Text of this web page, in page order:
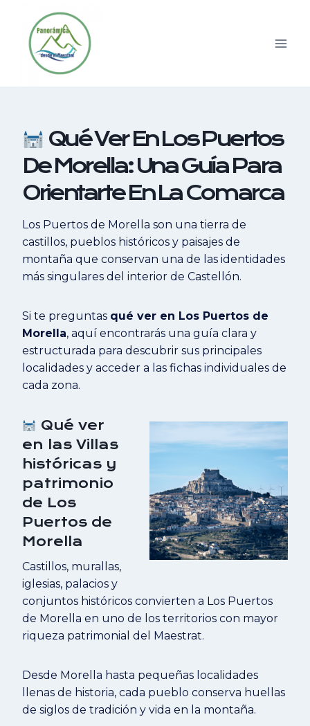
contenido
Qué Ver En Los Puertos
De Morella: Una Guía Para
Orientarte En La Comarca
Los Puertos de Morella son una tierra de
castillos, pueblos históricos y paisajes de
montaña que conservan una de las identidades
más singulares del interior de Castellón.
Si te preguntas qué ver en Los Puertos de
Morella, aquí encontrarás una guía clara y
estructurada para descubrir sus principales
localidades y acceder a las fichas individuales de
cada zona.
Qué ver
en las Villas
históricas y
patrimonio
de Los
Puertos de
Morella
Castillos, murallas,
iglesias, palacios y
conjuntos históricos convierten a Los Puertos
de Morella en uno de los territorios con mayor
riqueza patrimonial del Maestrat.
Desde Morella hasta pequeñas localidades
llenas de historia, cada pueblo conserva huellas
de siglos de tradición y vida en la montaña.